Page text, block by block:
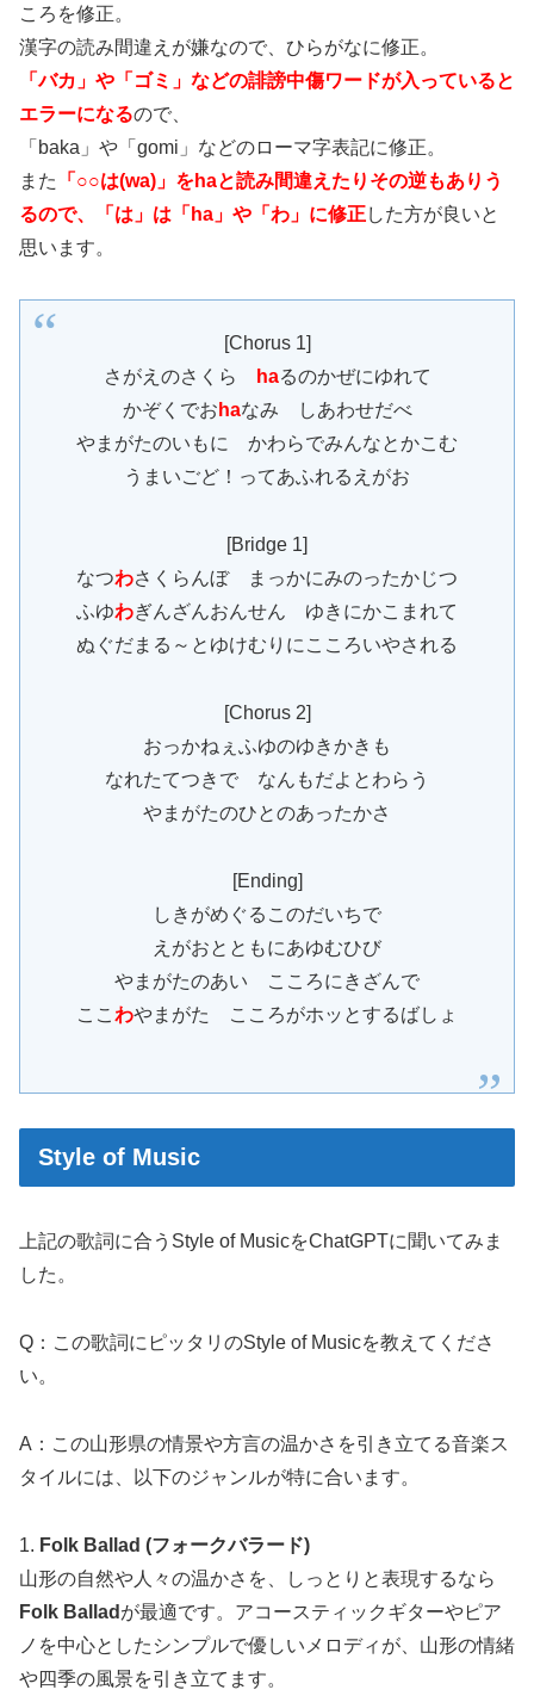
ころを修正。
漢字の読み間違えが嫌なので、ひらがなに修正。
「バカ」や「ゴミ」などの誹謗中傷ワードが入っていると
エラーになるので、
「baka」や「gomi」などのローマ字表記に修正。
また
「○○は(wa)」をhaと読み間違えたりその逆もありう
るので、「は」は「ha」や「わ」に修正した方が良いと
思います。
[Chorus 1]
さがえのさくら
haるのかぜにゆれて
かぞくでお haなみ しあわせだべ
やまがたのいもに かわらでみんなとかこむ
うまいごど！ってあふれるえがお
[Bridge 1]
なつわさくらんぼ まっかにみのったかじつ
ふゆわぎんざんおんせん ゆきにかこまれて
ぬぐだまる～とゆけむりにこころいやされる
[Chorus 2]
おっかねぇふゆのゆきかきも
なれたてつきで なんもだよとわらう
やまがたのひとのあったかさ
[Ending]
しきがめぐるこのだいちで
えがおとともにあゆむひび
やまがたのあい こころにきざんで
ここ わやまがた こころがホッとするばしょ
Style of Music
上記の歌詞に合うStyle of MusicをChatGPTに聞いてみま
した。
Q：この歌詞にピッタリのStyle of Musicを教えてくださ
い。
A：この山形県の情景や方言の温かさを引き立てる音楽ス
タイルには、以下のジャンルが特に合います。
1. Folk Ballad (フォークバラード)
山形の自然や人々の温かさを、しっとりと表現するなら
Folk Ballad が最適です。アコースティックギターやピア
ノを中心としたシンプルで優しいメロディが、山形の情緒
や四季の風景を引き立てます。